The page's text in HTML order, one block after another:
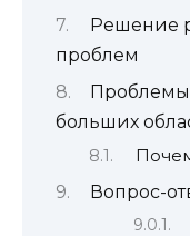
Решение
проблем
больших
Вопрос-